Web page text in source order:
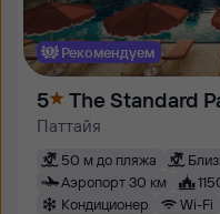
Рекомендуем
5 The Standard
Паттайя
50 м до пляжа
Аэропорт 30 км
Кондиционер
Wi-Fi